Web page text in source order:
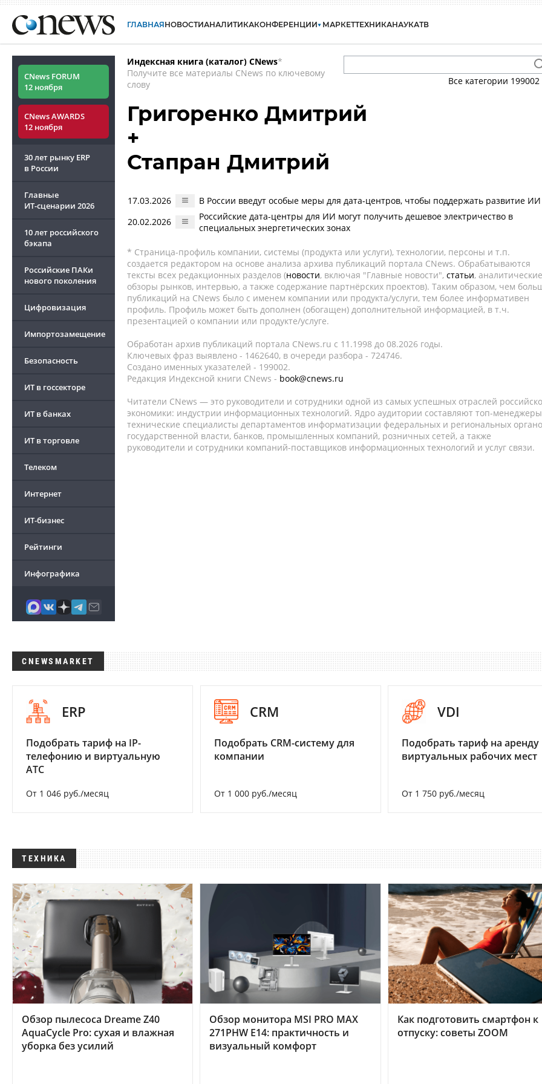
ГЛАВНАЯНОВОСТИАНАЛИТИКАКОНФЕРЕНЦИИ МАРКЕТТЕХНИКАНАУКАТВ
CNews FORUM
12 ноября
CNews AWARDS
12 ноября
30 лет рынку ERP
в России
Главные
ИТ-сценарии 2026
10 лет российского
бэкапа
Российские ПАКи
нового поколения
Цифровизация
Импортозамещение
Безопасность
ИТ в госсекторе
ИТ в банках
ИТ в торговле
Телеком
Интернет
ИТ-бизнес
Рейтинги
Инфографика
Индексная книга (каталог) CNews*
Получите все материалы CNews по ключевому
слову
Все категории 199002
Григоренко Дмитрий
+
Стапран Дмитрий
17.03.2026
В России введут особые меры для дата-центров, чтобы поддержать развитие ИИ
20.02.2026
Российские дата-центры для ИИ могут получить дешевое электричество в
специальных энергетических зонах
* Страница-профиль компании, системы (продукта или услуги), технологии, персоны и т.п.
создается редактором на основе анализа архива публикаций портала CNews. Обрабатываются
тексты всех редакционных разделов (новости, включая "Главные новости", статьи, аналитические
обзоры рынков, интервью, а также содержание партнёрских проектов). Таким образом, чем
публикаций на CNews было с именем компании или продукта/услуги, тем более информативен
профиль. Профиль может быть дополнен (обогащен) дополнительной информацией, в т.ч.
презентацией о компании или продукте/услуге.
Обработан архив публикаций портала CNews.ru c 11.1998 до 08.2026 годы.
Ключевых фраз выявлено - 1462640, в очереди разбора - 724746.
Создано именных указателей - 199002.
Редакция Индексной книги CNews - book@cnews.ru
Читатели CNews — это руководители и сотрудники одной из самых успешных отраслей
экономики: индустрии информационных технологий. Ядро аудитории составляют топ-
технические специалисты департаментов информатизации федеральных и региональных
государственной власти, банков, промышленных компаний, розничных сетей, а также
руководители и сотрудники компаний-поставщиков информационных технологий и услуг связи.
CNEWSMARKET
ERP
Подобрать тариф на IP-
телефонию и виртуальную
АТС
От 1 046 руб./месяц
CRM
Подобрать CRM-систему для
компании
От 1 000 руб./месяц
VDI
Подобрать тариф на аренду
виртуальных рабочих мест
От 1 750 руб./месяц
ТЕХНИКА
Обзор пылесоса Dreame Z40
AquaCycle Pro: сухая и влажная
уборка без усилий
Обзор монитора MSI PRO MAX
271PHW E14: практичность и
визуальный комфорт
Как подготовить смартфон к
отпуску: советы ZOOM